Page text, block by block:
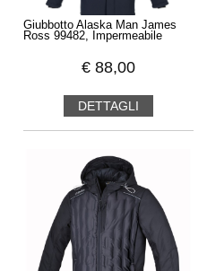
Giubbotto Alaska Man James
Ross 99482, Impermeabile
€ 88,00
DETTAGLI